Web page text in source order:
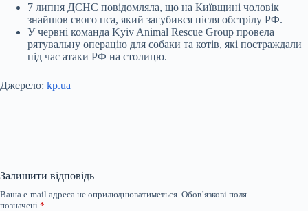
7 липня ДСНС повідомляла, що на Київщині чоловік
знайшов свого пса, який загубився після обстрілу РФ.
У червні команда Kyiv Animal Rescue Group провела
рятувальну операцію для собаки та котів, які постраждали
під час атаки РФ на столицю.
Джерело: kp.ua
Залишити відповідь
Ваша e-mail адреса не оприлюднюватиметься. Обов’язкові поля
позначені *